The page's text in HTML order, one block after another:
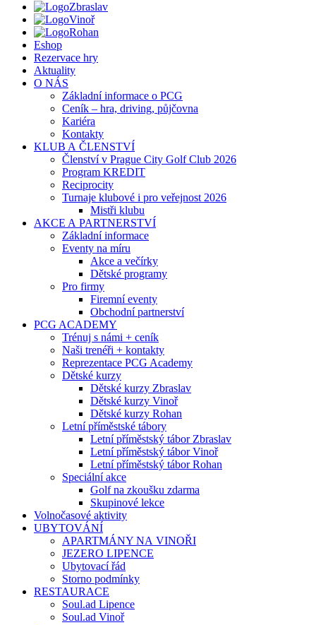
Zbraslav
Vinoř
Rohan
Eshop
Rezervace hry
Aktuality
O NÁS
Základní informace o PCG
Ceník – hra, driving, půjčovna
Kariéra
Kontakty
KLUB A ČLENSTVÍ
Členství v Prague City Golf Club 2026
Program KREDIT
Reciprocity
Turnaje klubové i pro veřejnost 2026
Mistři klubu
AKCE A PARTNERSTVÍ
Základní informace
Eventy na míru
Akce a večírky
Dětské programy
Pro firmy
Firemní eventy
Obchodní partnerství
PCG ACADEMY
Trénuj s námi + ceník
Naši trenéři + kontakty
Reprezentace PCG Academy
Dětské kurzy
Dětské kurzy Zbraslav
Dětské kurzy Vinoř
Dětské kurzy Rohan
Letní příměstské tábory
Letní příměstský tábor Zbraslav
Letní příměstský tábor Vinoř
Letní příměstský tábor Rohan
Speciální akce
Golf na zkoušku zdarma
Skupinové lekce
Volnočasové aktivity
UBYTOVÁNÍ
APARTMÁNY NA VINOŘI
JEZERO LIPENCE
Ubytovací řád
Storno podmínky
RESTAURACE
Soul.ad Lipence
Soul.ad Vinoř